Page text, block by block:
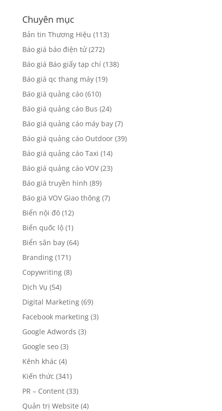
Chuyên mục
Bản tin Thương Hiệu (113)
Báo giá báo điện tử(272)
Báo giá Báo giấy tạp chí(138)
Báo giá qc thang máy(19)
Báo giá quảng cáo(610)
Báo giá quảng cáo Bus (24)
Báo giá quảng cáo máy bay(7)
Báo giá quảng cáo Outdoor(39)
Báo giá quảng cáo Taxi (14)
Báo giá quảng cáo VOV(23)
Báo giá truyền hình (89)
Báo giá VOV Giao thông(7)
Biển nội đô(12)
Biển quốc lộ(1)
Biển sân bay(64)
Branding(171)
Copywriting(8)
Dịch Vụ (54)
Digital Marketing(69)
Facebook marketing(3)
Google Adwords (3)
Google seo(3)
Kênh khác (4)
Kiến thức (341)
PR – Content(33)
Quản trị Website (4)